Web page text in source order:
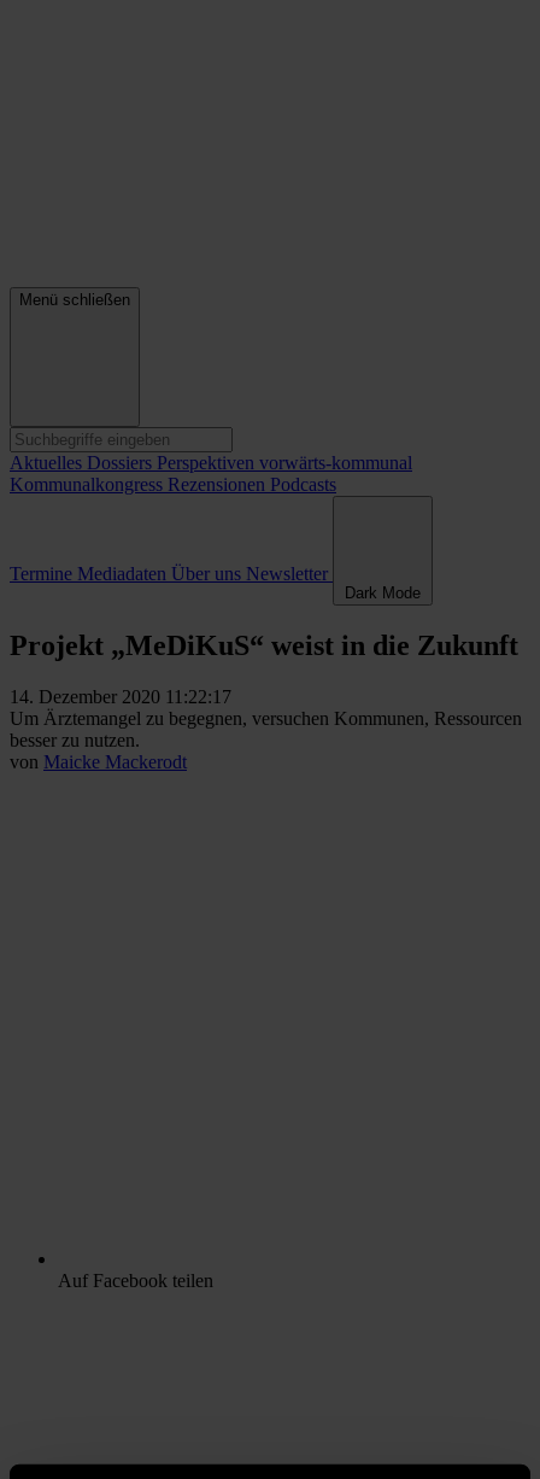
Menü schließen
Aktuelles Dossiers Perspektiven vorwärts-kommunal
Kommunalkongress Rezensionen Podcasts
Termine Mediadaten Über uns Newsletter
Dark Mode
Projekt „MeDiKuS“ weist in die Zukunft
14. Dezember 2020 11:22:17
Um Ärztemangel zu begegnen, versuchen Kommunen, Ressourcen
besser zu nutzen.
von Maicke Mackerodt
Auf Facebook teilen